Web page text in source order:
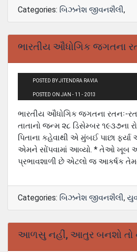
Categories: બિઝનેશ જીવનશૈલી,
ભારતીય ઔધોગિક જગતના
POSTED BY JITENDRA RAVIA
POSTED ON JAN - 11 - 2013
ભારતીય ઔધોગિક જગતના રતનઃ-
તાતાનો જન્મ ૨૮ ડિસેમ્બર ૧૯૩૭ના
પિતાના કહેવાથી એ મુંબઈ પાછા
એમને સોંપવામાં આવ્યો. * તેઓ ખૂબ ઓછું
પ્રભાવશાળી છે એટલો જ આકર્ષક
Categories: બિઝનેશ જીવનશૈલી,
આળસુ નહીં, આતુર બનશો તો